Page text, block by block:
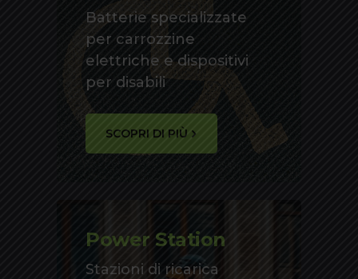
Batterie specializzate
per carrozzine
elettriche e dispositivi
per disabili
SCOPRI DI PIÙ
Power Station
Stazioni di ricarica